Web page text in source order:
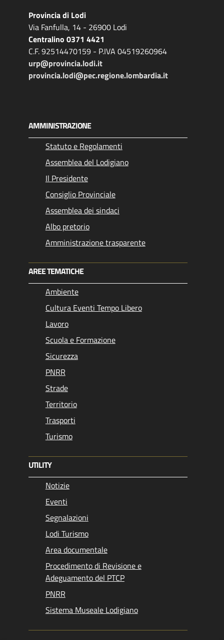
Provincia di Lodi
Via Fanfulla, 14 - 26900 Lodi
Centralino 0371 4421
C.F. 92514470159 - P.IVA 04519260964
urp@provincia.lodi.it
provincia.lodi@pec.regione.lombardia.it
AMMINISTRAZIONE
Statuto e Regolamenti
Assemblea del Lodigiano
Il Presidente
Consiglio Provinciale
Assemblea dei sindaci
Albo pretorio
Amministrazione trasparente
AREE TEMATICHE
Ambiente
Cultura Eventi Tempo Libero
Lavoro
Scuola e Formazione
Sicurezza
PNRR
Strade
Territorio
Trasporti
Turismo
UTILITY
Notizie
Eventi
Segnalazioni
Lodi Turismo
Area documentale
Procedimento di Revisione e
Adeguamento del PTCP
PNRR
Sistema Museale Lodigiano